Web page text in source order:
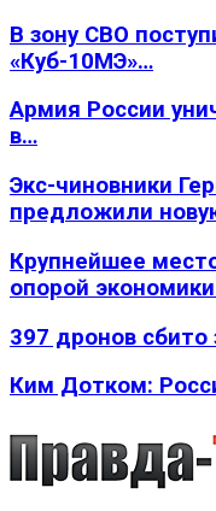
В зону СВО
«Куб-10МЭ»…
Армия России
в…
Экс-чиновники
предложили
Крупнейшее
опорой
397 дронов сбито
Ким Дотком: